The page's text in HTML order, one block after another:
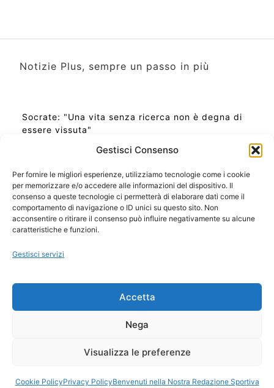
Gestisci Consenso
Per fornire le migliori esperienze, utilizziamo tecnologie come i cookie
per memorizzare e/o accedere alle informazioni del dispositivo. Il
consenso a queste tecnologie ci permetterà di elaborare dati come il
comportamento di navigazione o ID unici su questo sito. Non
acconsentire o ritirare il consenso può influire negativamente su alcune
caratteristiche e funzioni.
Gestisci servizi
Accetta
Nega
Visualizza le preferenze
Cookie PolicyPrivacy PolicyBenvenuti nella Nostra Redazione Sportiva
Notizie Plus, sempre un passo in più
Socrate: "Una vita senza ricerca non è degna di
essere vissuta"
Ora Esatta in Italia in questo momento
Ti Senti Strano Ultimamente? Potrebbe Essere per
la Risonanza di Schumann
Come Sapere Se Stai Ascendendo alla Quinta
Copyright 2026 NotiziePlus.com
📰 Contenuto Umano Verificato
Privacy Coockie
Pubblicità